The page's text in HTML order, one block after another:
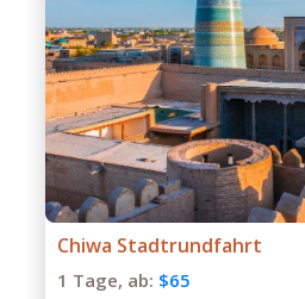
Private Tour durch
1 Tage,ab: $75